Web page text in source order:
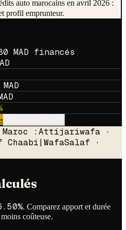
auto marocains en avril 2026 :
profil emprunteur.
MAD financés
MAD
:Attijariwafa ·
Chaabi| WafaSalaf ·
%. Comparez apport et durée
coûteuse.